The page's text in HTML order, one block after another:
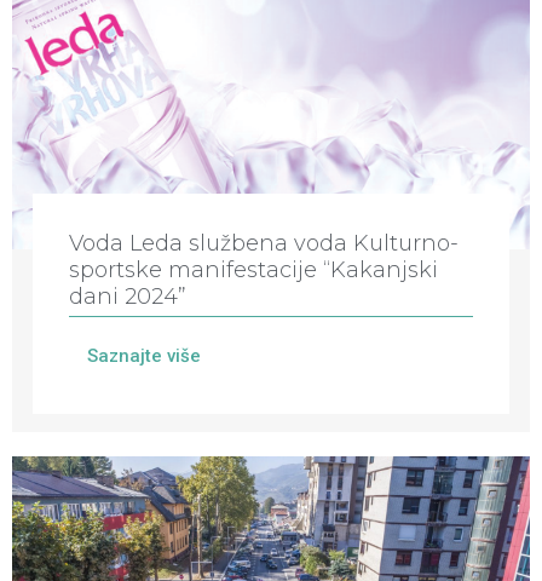
Voda Leda službena voda Kulturno-
sportske manifestacije “Kakanjski
dani 2024”
Saznajte više